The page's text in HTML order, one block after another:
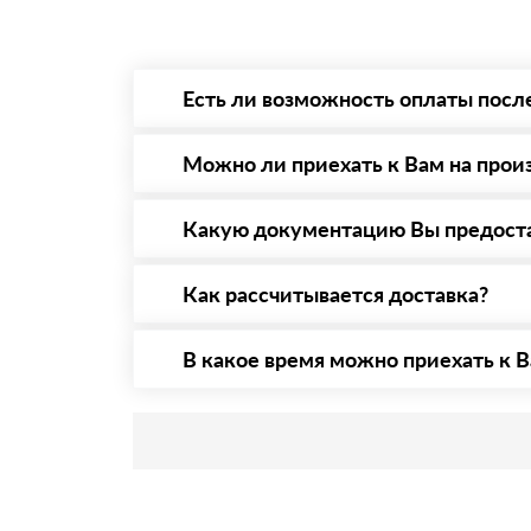
Есть ли возможность оплаты
то Вы в праве от него отказаться.
Можно ли приехать к Вам на
предварительная запись по номеру
Какую документацию Вы
Как рассчитывается доставка?
стоимости и сроков доставки, которые
В какое время можно приехать к